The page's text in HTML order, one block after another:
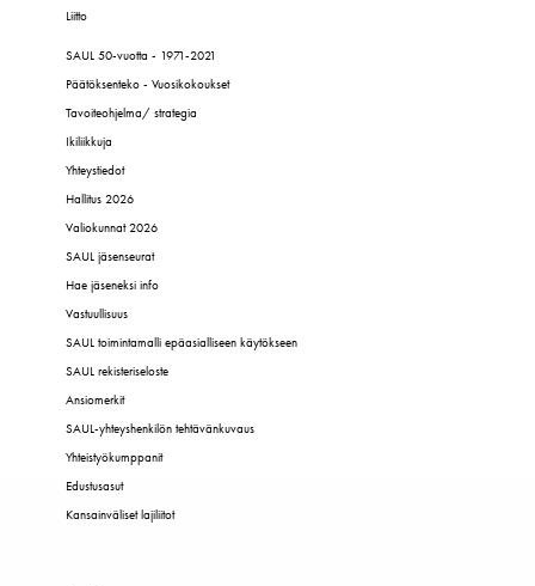
Liitto
SAUL 50-vuotta - 1971-2021
Päätöksenteko - Vuosikokoukset
Tavoiteohjelma/ strategia
Ikiliikkuja
Yhteystiedot
Hallitus 2026
Valiokunnat 2026
SAUL jäsenseurat
Hae jäseneksi info
Vastuullisuus
SAUL toimintamalli epäasialliseen käytökseen
SAUL rekisteriseloste
Ansiomerkit
SAUL-yhteyshenkilön tehtävänkuvaus
Yhteistyökumppanit
Edustusasut
Kansainväliset lajiliitot